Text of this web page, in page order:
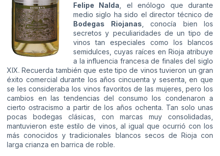
Felipe Nalda , el enólogo que durante
medio siglo ha sido el director técnico de
Bodegas Riojanas , conocía bien los
secretos y peculiaridades de un tipo de
vinos tan especiales como los blancos
semidulces, cuyas raíces en Rioja atribuye
a la influencia francesa de finales del siglo
XIX. Recuerda también que este tipo de vinos tuvieron un gran
éxito comercial durante los años cincuenta y sesenta, en que
se les consideraba los vinos favoritos de las mujeres, pero los
cambios en las tendencias del consumo los condenaron a
cierto ostracismo a partir de los años ochenta. Tan solo unas
pocas bodegas clásicas, con marcas muy consolidadas,
mantuvieron este estilo de vinos, al igual que ocurrió con los
más conocidos y tradicionales blancos secos de Rioja con
larga crianza en barrica de roble.